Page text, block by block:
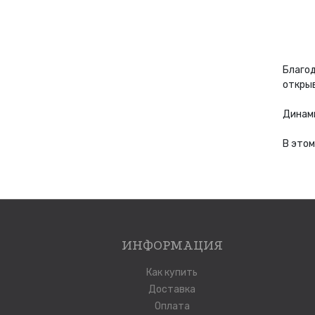
В
ИНФОРМАЦИЯ
Как купить
Доставка
Оплата